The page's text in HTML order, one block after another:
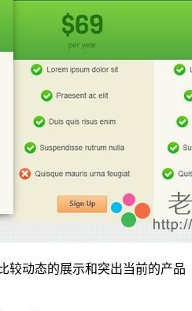
较动态的展示和突出当前的产品